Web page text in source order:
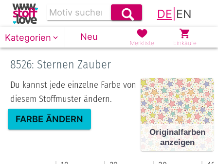
DE EN
Kategorien Neu
Merkliste Einkäufe
8526: Sternen Zauber
Du kannst jede einzelne Farbe von
diesem Stoffmuster ändern.
FARBE ÄNDERN
Originalfarben
anzeigen